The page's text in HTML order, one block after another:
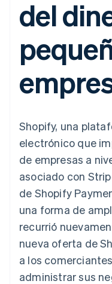
Authorization
Boost
Optimizaciones
Link
Proceso de
acelerado
Más
Product roadmap
Ver lo que viene
Radar
Prevención de fraude
Atlas
Constitución de una
Climate
Eliminación de
SaaS
Por
fines
Blog
Hoja
Sala
del
Shopify, una
electrónico que
de empresas a
asociado con
de Shopify
una forma de
recurrió
nueva oferta de
a los
administrar sus